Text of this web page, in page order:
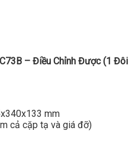
– Điều Chỉnh Được (1 Đôi
mm
cả cặp tạ và giá đỡ)